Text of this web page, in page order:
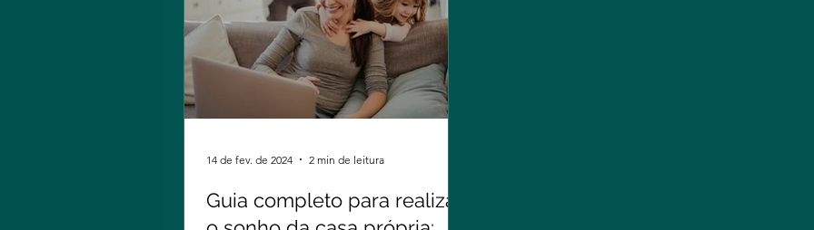
Guia completo para realizar
14 de fev. de 2024 2 min de leitura